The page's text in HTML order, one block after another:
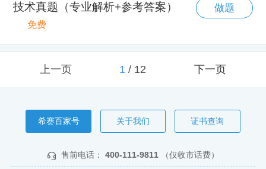
技术真题（专业解析+参考答案）
免费
做题
上一页 1/ 12 下一页
希赛百家号 关于我们 证书查询
售前电话： 400-111-9811 （仅收市话费）